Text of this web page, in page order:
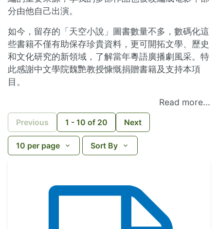
分由他自己出演。
如今，留存的「天空小說」圖書數量不多，數碼化這
些書籍不僅有助保存珍貴資料，更可開拓文學、歷史
和文化研究的新領域，了解當年粵語廣播劇風采。特
此感謝中文學院魏艷教授慷慨捐贈書籍及支持本項
目。
Read more...
Previous 1 - 10 of 20 Next
10 per page Sort By